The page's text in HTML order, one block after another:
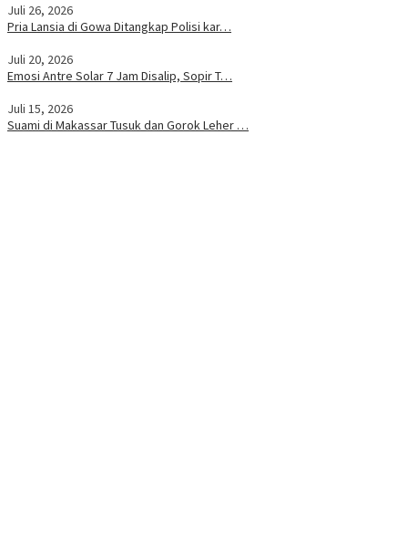
Juli 26, 2026
Pria Lansia di Gowa Ditangkap Polisi kar…
Juli 20, 2026
Emosi Antre Solar 7 Jam Disalip, Sopir T…
Juli 15, 2026
Suami di Makassar Tusuk dan Gorok Leher …